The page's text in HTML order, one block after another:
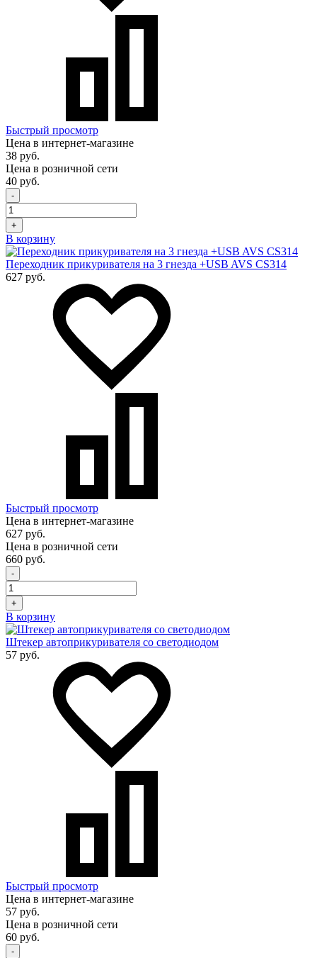
Быстрый просмотр
Цена в интернет-магазине
38 руб.
Цена в розничной сети
40 руб.
-
+
В корзину
Переходник прикуривателя на 3 гнезда +USB AVS CS314
627 руб.
Быстрый просмотр
Цена в интернет-магазине
627 руб.
Цена в розничной сети
660 руб.
-
+
В корзину
Штекер автоприкуривателя со светодиодом
57 руб.
Быстрый просмотр
Цена в интернет-магазине
57 руб.
Цена в розничной сети
60 руб.
-